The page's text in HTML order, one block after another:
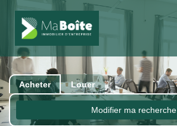
Acheter Louer
Modifier ma recherche